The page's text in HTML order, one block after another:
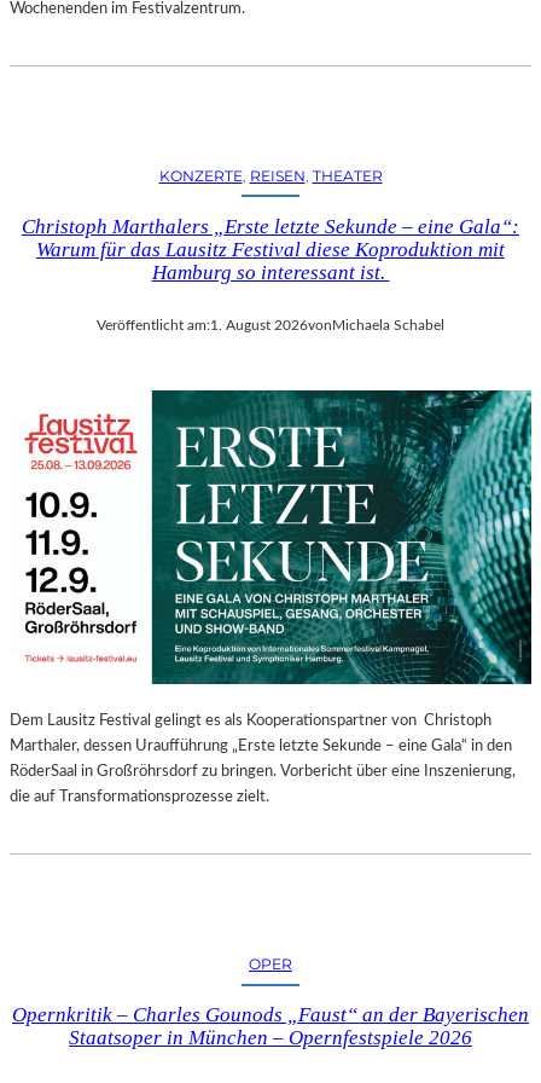
W
S
C
H
N
N
S
T
Ü
H
L
E
N
“
–
A
U
S
S
T
R
I
Wochenenden im Festivalzentrum.
KONZERTE, REISEN THEATER
Christoph Marthalers „Erste letzte Sekunde – eine Gala“:
Warum für das Lausitz Festival diese Koproduktion mit
Hamburg so interessant ist.
Veröffentlicht am:1. August 2026vonMichaela Schabel
Dem Lausitz Festival gelingt es als Kooperationspartner von Christoph
Marthaler, dessen Uraufführung „Erste letzte Sekunde – eine Gala“ in den
RöderSaal in Großröhrsdorf zu bringen. Vorbericht über eine Inszenierung,
die auf Transformationsprozesse zielt.
OPER
Opernkritik – Charles Gounods „Faust“ an der Bayerischen
Staatsoper in München – Opernfestspiele 2026